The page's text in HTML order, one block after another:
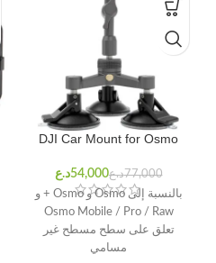
DJI Car Mount for Osmo
د.ع د.ع
بالنسبة إلى Osmo و Osmo + و
Osmo Mobile / Pro / Raw
تعلق على سطح مسطح غير
مسامي